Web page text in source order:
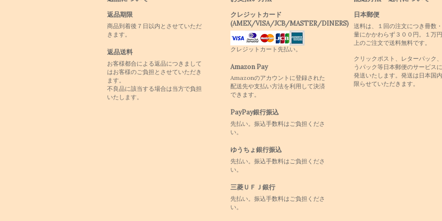
返品期限
商品到着後７日以内とさせていただ
きます。
返品送料
お客様都合による返品につきまして
はお客様のご負担とさせていただき
ます。
不良品に該当する場合は当方で負担
いたします。
クレジットカード
(AMEX/VISA/JCB/MASTER/DINERS)
クレジットカート先払い。
Amazon Pay
Amazonのアカウントに登録された
配送先や支払い方法を利用して決済
できます。
PayPay銀行振込
先払い。振込手数料はご負担くださ
い。
ゆうちょ銀行振込
先払い。振込手数料はご負担くださ
い。
三菱ＵＦＪ銀行
先払い。振込手数料はご負担くださ
い。
日本郵便
送料は、１回の注文につき冊数
量にかかわらず３００円。１万
上のご注文で送料無料です。
クリックポスト、レターパック
うパック等日本郵便のサービス
発送いたします。発送は日本国
限らせていただきます。